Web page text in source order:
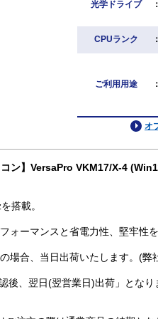
光学ドライブ
CPUランク
ご利用用途
オ
ン】VersaPro VKM17/X-4
搭載。
ォーマンスと省電力性、堅牢性
場合、当日出荷いたします。(
後、翌日(翌営業日)出荷」となり